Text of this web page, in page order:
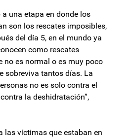
una etapa en donde los
son los rescates imposibles,
del día 5, en el mundo ya
como rescates
no es normal o es muy poco
sobreviva tantos días. La
no es solo contra el
la deshidratación”,
las víctimas que estaban en